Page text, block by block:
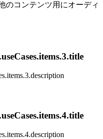
のコンテンツ用にオーディ